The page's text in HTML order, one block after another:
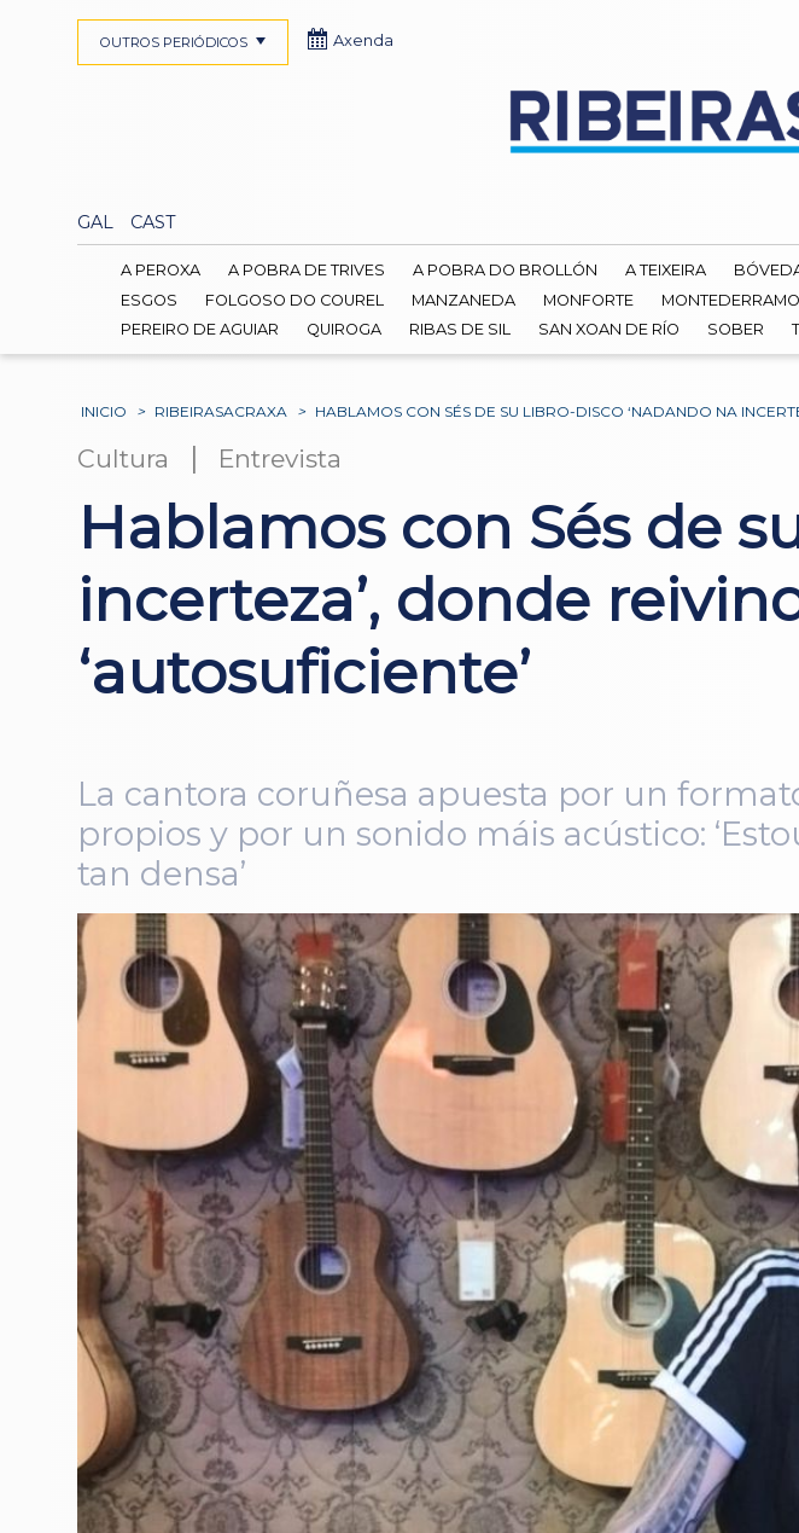
GAL CAST
OUTROS PERIÓDICOS Axenda
A PEROXA A POBRA DE TRIVES A POBRA DO BROLLÓN A TEIXEIRA
ESGOS
FOLGOSO DO COUREL MANZANEDA MONFORTE MONTEDERRAMO
PEREIRO DE AGUIAR
QUIROGA RIBAS DE SIL SAN XOAN DE RÍO SOBER
INICIO > RIBEIRASACRAXA > HABLAMOS CON SÉS DE SU LIBRO-DISCO ‘NADANDO NA
Cultura | Entrevista
Hablamos con Sés de
incerteza’, donde
‘autosuficiente’
La cantora coruñesa apuesta por un
propios y por un sonido máis acústico:
tan densa’